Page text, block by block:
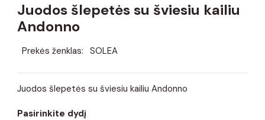
Juodos šlepetės su šviesiu kailiu
Andonno
Prekės ženklas: SOLEA
Juodos šlepetės su šviesiu kailiu Andonno
Pasirinkite dydį